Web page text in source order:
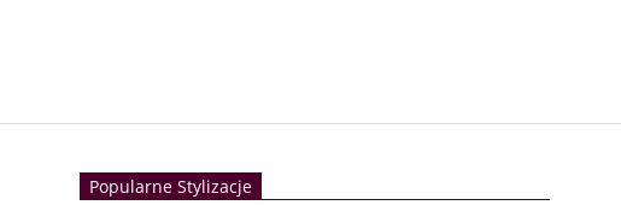
Popularne Stylizacje